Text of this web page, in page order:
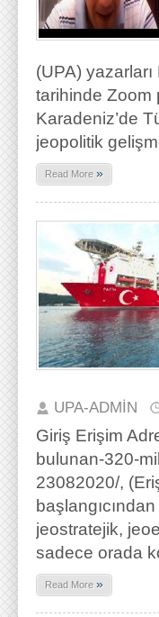
(UPA)
tarihinde Zoom
Karadeniz’de
jeopolitik
Read More »
UPA-ADMIN
Giriş Erişim
bulunan-320-
23082020/,
jeostratejik,
sadece orada
Read More »